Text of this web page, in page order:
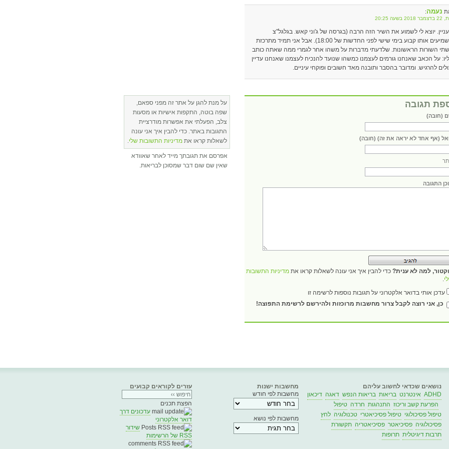
נעמה:
20:25
יוצא לי לשמוע את השיר הזה הרבה (בגרסה של ג'וני קאש. בגלגל"צ
משמיעים אותו קבוע בימי שישי לפני החדשות של 18:00). אבל אני תמיד מתרכזת
השורות הראשונות. שלדעתי מדברות על משהו אחר לגמרי ממה שאתה כותב
על הכאב שאנחנו גורמים לעצמנו כמשהו שנועד להנכיח לעצמנו שאנחנו עדיין
להרגיש. ומדובר בהסבר ותובנה מאד חשובים ופוקחי עיניים.
תגובה
(חובה)
(אף אחד לא יראה את זה) (חובה)
התגובה
למה לא ענית? כדי להבין איך אני עונה לשאלות קראו את מדיניות התשובות
.
עדכן אותי בדואר אלקטרוני על תגובות נוספות לרשימה זו
כן, אני רוצה לקבל צרור מחשבות מרוכזות ולהירשם לרשימת התפוצה!
על מנת להגן על אתר זה מפני ספאם,
שפה בוטה, התקפות אישיות או מסעות
צלב, הפעלתי את אפשרות מודרציית
התגובות באתר. כדי להבין איך אני עונה
לשאלות קראו את מדיניות התשובות שלי.
אפרסם את תגובתך מייד לאחר שאוודא
שאין שם שום דבר שמסוכן לבריאות.
נושאים שכדאי לחשוב עליהם
ADHD אינטרנט בריאות בריאות הנפש דאגה דיכאון
הפרעת קשב וריכוז התנהגות חרדה טיפול
טיפול פסיכולוגי טיפול פסיכיאטרי טכנולוגיה לחץ
פסיכולוגיה פסיכיאטר פסיכיאטריה תקשורת
תרבות דיגיטלית תרופות
מחשבות ישנות
מחשבות לפי חודש
מחשבות לפי נושא
עזרים לקוראים קבועים
הפצת תכנים
עדכונים דרך
דואר אלקטרוני
שידור
RSS של הרשימות